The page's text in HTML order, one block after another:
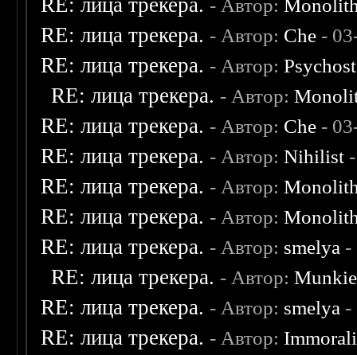
RE: лица трекера. - Автор:
RE: лица трекера. - Автор: Che -
RE: лица трекера. - Автор:
RE: лица трекера. - Автор:
RE: лица трекера. - Автор: Che -
RE: лица трекера. - Автор:Nihilist
RE: лица трекера. - Автор:
RE: лица трекера. - Автор:
RE: лица трекера. - Автор: smelya -
RE: лица трекера. - Автор:Munkie
RE: лица трекера. - Автор: smelya -
RE: лица трекера. - Автор: